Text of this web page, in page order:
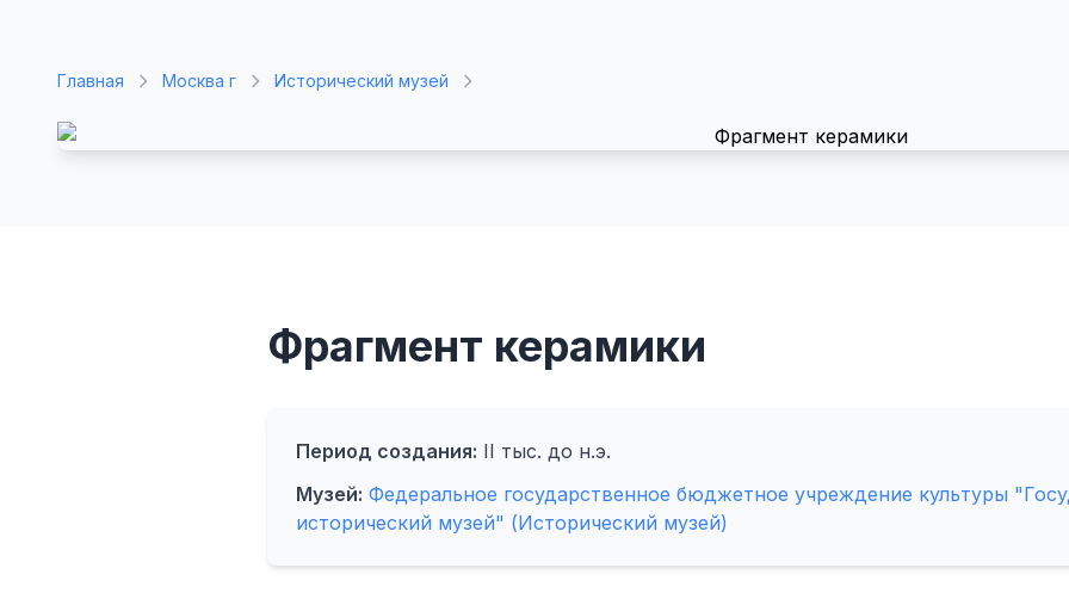
Главная Москва г Исторический музей
Фрагмент керамики
Период создания: II тыс. до н.э.
Музей: Федеральное государственное бюджетное учреждение культуры
исторический музей" (Исторический музей)